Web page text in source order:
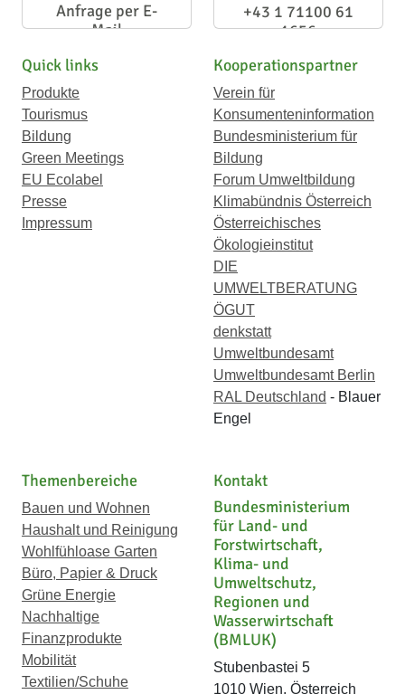
Anfrage per E-
Mail
+43 1 71100 61
1656
Quick links
Produkte
Tourismus
Bildung
Green Meetings
EU Ecolabel
Presse
Impressum
Kooperationspartner
Verein für
Konsumenteninformation
Bundesministerium für
Bildung
Forum Umweltbildung
Klimabündnis Österreich
Österreichisches
Ökologieinstitut
DIE
UMWELTBERATUNG
ÖGUT
denkstatt
Umweltbundesamt
Umweltbundesamt Berlin
RAL Deutschland - Blauer
Engel
Themenbereiche
Bauen und Wohnen
Haushalt und Reinigung
Wohlfühloase Garten
Büro, Papier & Druck
Grüne Energie
Nachhaltige
Finanzprodukte
Mobilität
Textilien/Schuhe
Kontakt
Bundesministerium
für Land- und
Forstwirtschaft,
Klima- und
Umweltschutz,
Regionen und
Wasserwirtschaft
(BMLUK)
Stubenbastei 5
1010 Wien, Österreich